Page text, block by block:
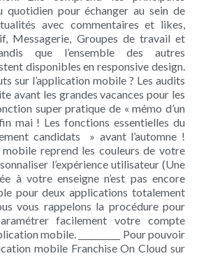
quotidien pour échanger au sein de
avec commentaires et likes,
Messagerie, Groupes de travail et
que l’ensemble des autres
disponibles en responsive design.
sur l’application mobile ? Les audits
avant les grandes vacances pour les
super pratique de « mémo d’un
mai ! Les fonctions essentielles du
candidats » avant l’automne !
reprend les couleurs de votre
l’expérience utilisateur (Une
à votre enseigne n’est pas encore
pour deux applications totalement
vous rappelons la procédure pour
facilement votre compte
mobile. __________ Pour pouvoir
mobile Franchise On Cloud sur